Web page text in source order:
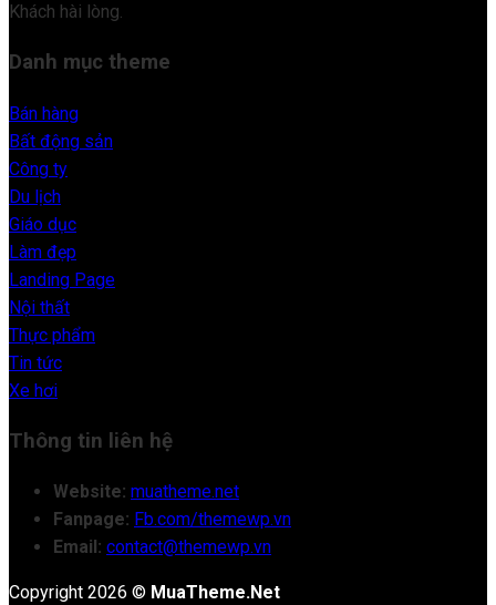
Khách hài lòng.
Danh mục theme
Bán hàng
Bất động sản
Công ty
Du lịch
Giáo dục
Làm đẹp
Landing Page
Nội thất
Thực phẩm
Tin tức
Xe hơi
Thông tin liên hệ
Website: muatheme.net
Fanpage: Fb.com/themewp.vn
Email: contact@themewp.vn
Copyright 2026 © MuaTheme.Net